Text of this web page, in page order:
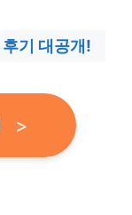
기 대공개!